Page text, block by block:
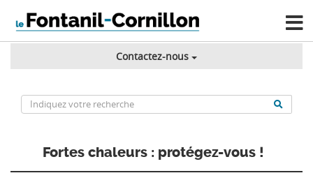
Contactez-nous
Fortes chaleurs : protégez-vous !